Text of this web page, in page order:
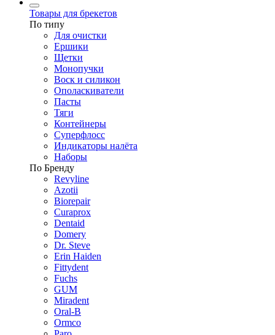
Товары для брекетов
По типу
Для очистки
Ершики
Щетки
Монопучки
Воск и силикон
Ополаскиватели
Пасты
Тяги
Контейнеры
Суперфлосс
Индикаторы налёта
Наборы
По Бренду
Revyline
Azotii
Biorepair
Curaprox
Dentaid
Domery
Dr. Steve
Erin Haiden
Fittydent
Fuchs
GUM
Miradent
Oral-B
Ormco